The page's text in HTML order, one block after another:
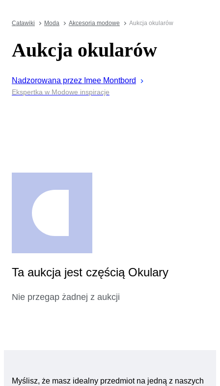
Catawiki Moda Akcesoria modowe Aukcja okularów
Aukcja okularów
Nadzorowana przez Imee Montbord
Ekspertka w Modowe inspiracje
Ta aukcja jest częścią Okulary
Nie przegap żadnej z aukcji
Myślisz, że masz idealny przedmiot na jedną z naszych